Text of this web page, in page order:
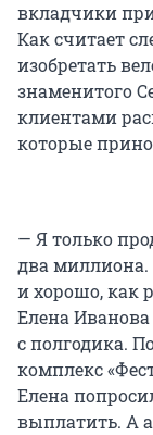
вкладчики
Как считает
изобретать
знаменитого
клиентами
которые
— Я только
два миллиона.
и хорошо, как
Елена
с полгодика.
комплекс
Елена
выплатить. А